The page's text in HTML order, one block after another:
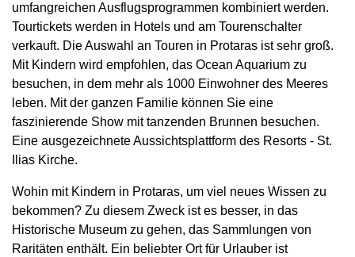
umfangreichen Ausflugsprogrammen kombiniert werden.
Tourtickets werden in Hotels und am Tourenschalter
verkauft. Die Auswahl an Touren in Protaras ist sehr groß.
Mit Kindern wird empfohlen, das Ocean Aquarium zu
besuchen, in dem mehr als 1000 Einwohner des Meeres
leben. Mit der ganzen Familie können Sie eine
faszinierende Show mit tanzenden Brunnen besuchen.
Eine ausgezeichnete Aussichtsplattform des Resorts - St.
Ilias Kirche.
Wohin mit Kindern in Protaras, um viel neues Wissen zu
bekommen? Zu diesem Zweck ist es besser, in das
Historische Museum zu gehen, das Sammlungen von
Raritäten enthält. Ein beliebter Ort für Urlauber ist